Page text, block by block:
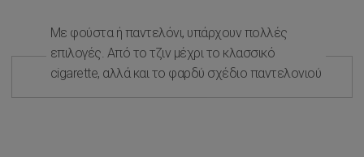
Με φούστα ή παντελόνι, υπάρχουν πολλές
επιλογές. Από το τζιν μέχρι το κλασσικό
cigarette, αλλά και το φαρδύ σχέδιο παντελονιού